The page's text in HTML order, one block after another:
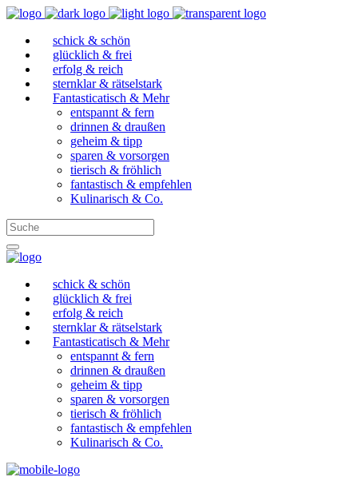
schick & schön
glücklich & frei
erfolg & reich
sternklar & rätselstark
Fantasticatisch & Mehr
entspannt & fern
drinnen & draußen
geheim & tipp
sparen & vorsorgen
tierisch & fröhlich
fantastisch & empfehlen
Kulinarisch & Co.
schick & schön
glücklich & frei
erfolg & reich
sternklar & rätselstark
Fantasticatisch & Mehr
entspannt & fern
drinnen & draußen
geheim & tipp
sparen & vorsorgen
tierisch & fröhlich
fantastisch & empfehlen
Kulinarisch & Co.